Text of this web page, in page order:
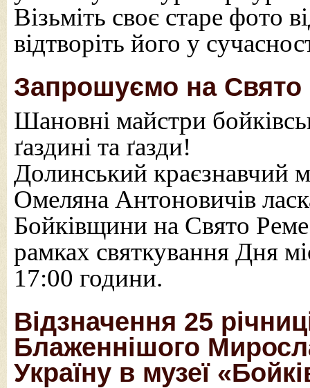
Візьміть своє старе фото
відтворіть його у
Запрошуємо на Свято
Шановні майстри
ґаздині та ґазди!
Долинський краєзнавчий
Омеляна Антоновичів
Бойківщини на Свято
рамках святкування Дня
17:00 години.
Відзначення 25
Блаженнішого
Україну в музеї